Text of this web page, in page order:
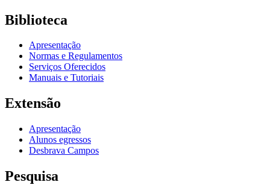
Biblioteca
Apresentação
Normas e Regulamentos
Serviços Oferecidos
Manuais e Tutoriais
Extensão
Apresentação
Alunos egressos
Desbrava Campos
Pesquisa